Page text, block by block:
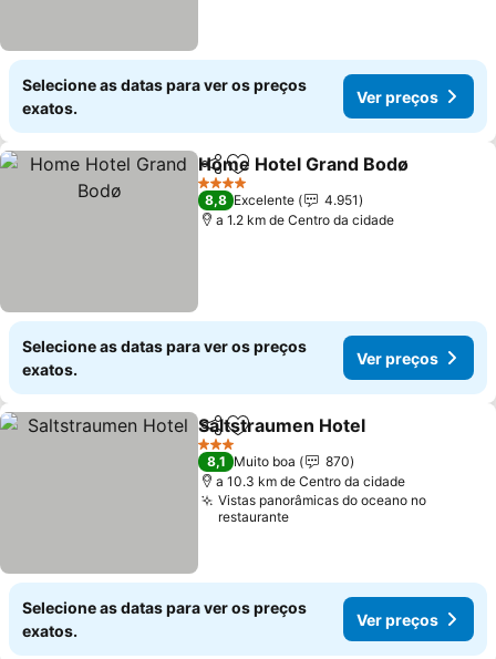
Selecione as datas para ver os preços
exatos.
Ver preços
PartilharAdicionar aos favoritos
Home Hotel Grand Bodø
4 Estrelas
8,8 Excelente
4.951
a 1.2 km de Centro da cidade
Selecione as datas para ver os preços
exatos.
Ver preços
PartilharAdicionar aos favoritos
Saltstraumen Hotel
3 Estrelas
8,1 Muito boa
870
a 10.3 km de Centro da cidade
Vistas panorâmicas do oceano no
restaurante
Selecione as datas para ver os preços
exatos.
Ver preços